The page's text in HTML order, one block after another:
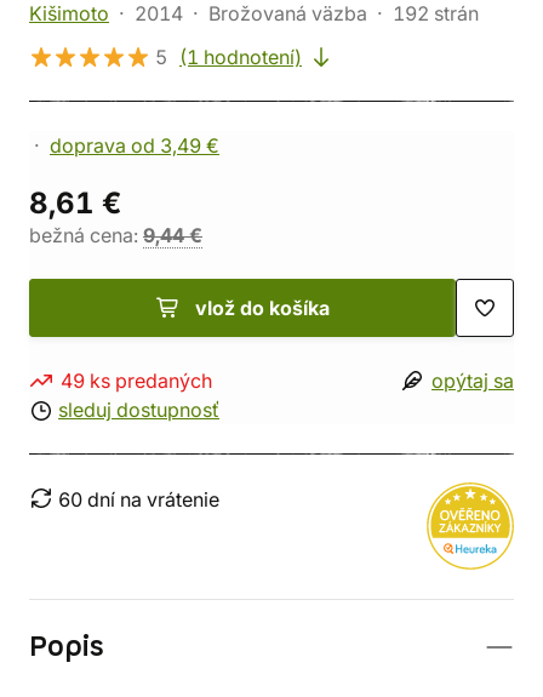
Kišimoto
2014 Brožovaná väzba
192 strán
5
(1 hodnotení)
doprava od 3,49 €
8,61 €
bežná cena: 9,44 €
vlož do košíka
49 ks predaných
sleduj dostupnosť
opýtaj sa
60 dní na vrátenie
Popis